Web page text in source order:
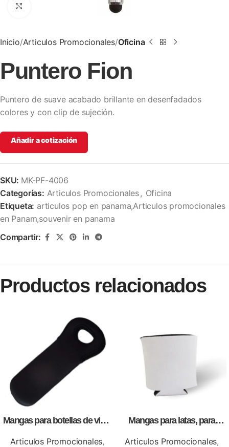
Inicio Articulos Promocionales Oficina
Puntero Fion
Puntero de suave acabado brillante en desenfadados
colores y con clip de sujeción.
Añadir a cotización
SKU: MK-PF-4006
Categorías: Articulos Promocionales, Oficina
Etiqueta: articulos pop en panama,Articulos promocionales
en Panam,souvenir en panama
Compartir:
Productos relacionados
Mangas para botellas de vino,
impresión full color.
Articulos Promocionales,
Mangas para latas, para
información de tu empresa
Articulos Promocionales,